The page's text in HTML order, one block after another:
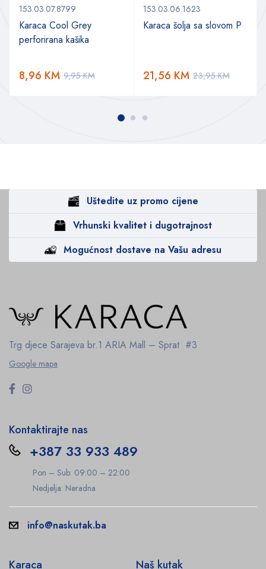
153.03.07.8799
Karaca Cool Grey
perforirana kašika
9,95KM
8,96 KM
153.03.06.1623
Karaca šolja sa slovom P
23,95KM
21,56 KM
Uštedite uz promo cijene
Vrhunski kvalitet i dugotrajnost
Mogućnost dostave na Vašu adresu
Trg djece Sarajeva br.1 ARIA Mall – Sprat #3
Google mapa
Kontaktirajte nas
+387 33 933 489
Pon – Sub: 09:00 – 22:00
Nedjelja: Neradna
info@naskutak.ba
Karaca Naš kutak